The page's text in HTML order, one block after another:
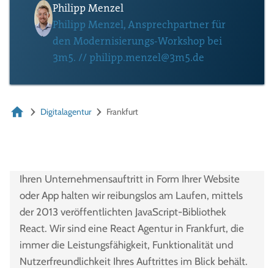
Philipp Menzel
Philipp Menzel, Ansprechpartner für
den Modernisierungs-Workshop bei
3m5. // philipp.menzel@3m5.de
Digitalagentur Frankfurt
Ihren Unternehmensauftritt in Form Ihrer Website
oder App halten wir reibungslos am Laufen, mittels
der 2013 veröffentlichten JavaScript-Bibliothek
React. Wir sind eine React Agentur in Frankfurt, die
immer die Leistungsfähigkeit, Funktionalität und
Nutzerfreundlichkeit Ihres Auftrittes im Blick behält.